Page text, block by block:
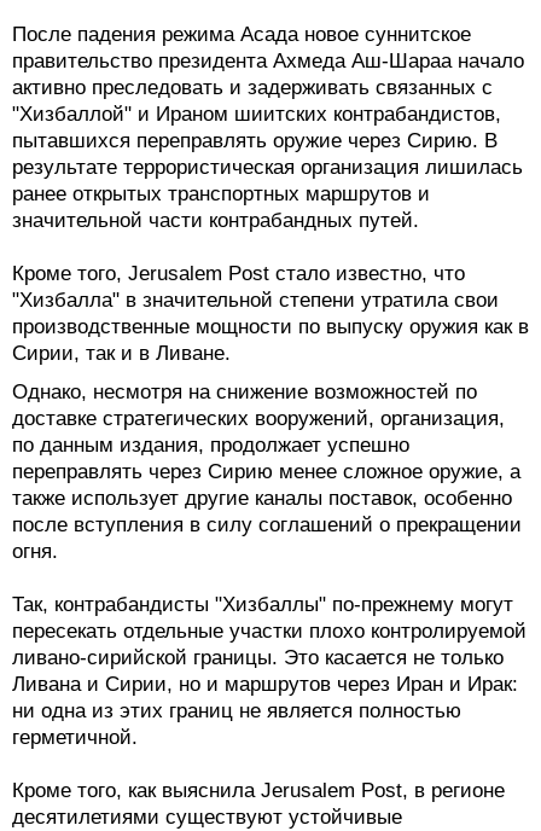
После падения режима Асада новое суннитское
правительство президента Ахмеда Аш-Шараа начало
активно преследовать и задерживать связанных с
"Хизбаллой" и Ираном шиитских контрабандистов,
пытавшихся переправлять оружие через Сирию. В
результате террористическая организация лишилась
ранее открытых транспортных маршрутов и
значительной части контрабандных путей.
Кроме того, Jerusalem Post стало известно, что
"Хизбалла" в значительной степени утратила свои
производственные мощности по выпуску оружия как в
Сирии, так и в Ливане.
Однако, несмотря на снижение возможностей по
доставке стратегических вооружений, организация,
по данным издания, продолжает успешно
переправлять через Сирию менее сложное оружие, а
также использует другие каналы поставок, особенно
после вступления в силу соглашений о прекращении
огня.
Так, контрабандисты "Хизбаллы" по-прежнему могут
пересекать отдельные участки плохо контролируемой
ливано-сирийской границы. Это касается не только
Ливана и Сирии, но и маршрутов через Иран и Ирак:
ни одна из этих границ не является полностью
герметичной.
Кроме того, как выяснила Jerusalem Post, в регионе
десятилетиями существуют устойчивые